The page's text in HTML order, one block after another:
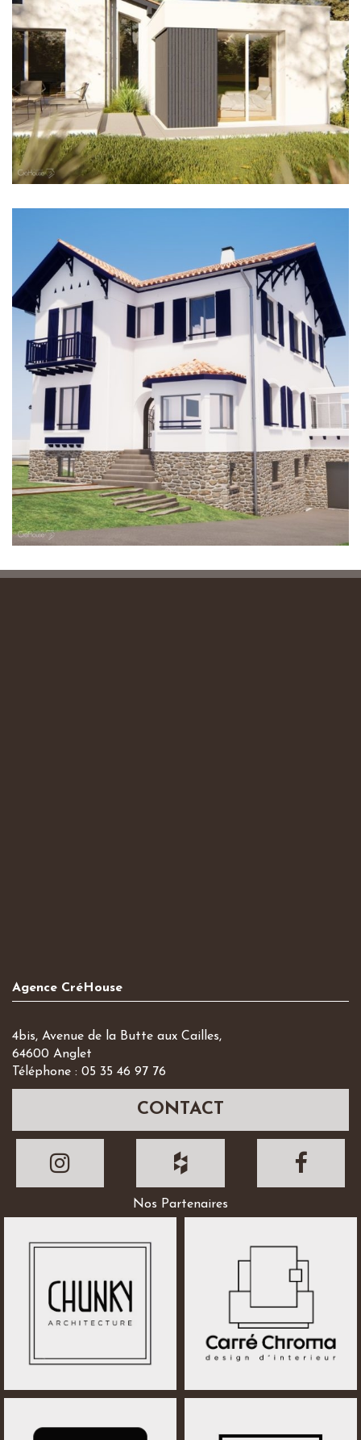
Agence CréHouse
4bis, Avenue de la Butte aux Cailles,
64600 Anglet
Téléphone : 05 35 46 97 76
CONTACT
Nos Partenaires